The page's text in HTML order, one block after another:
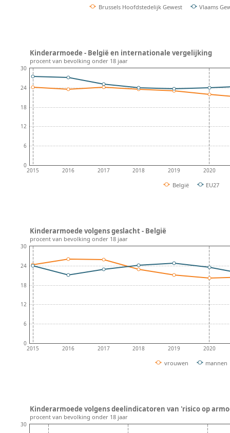
Brussels Hoofdstedelijk Gewest Vlaams
2015 2016 2017 2018 2019 2020
0
6
12
18
24
30
België EU27
Kinderarmoede - België en internationale vergelijking
procent van bevolking onder 18 jaar
2015 2016 2017 2018 2019 2020
0
6
12
18
24
30
vrouwen mannen
Kinderarmoede volgens geslacht - België
procent van bevolking onder 18 jaar
30
Kinderarmoede volgens deelindicatoren van 'risico op
procent van bevolking onder 18 jaar